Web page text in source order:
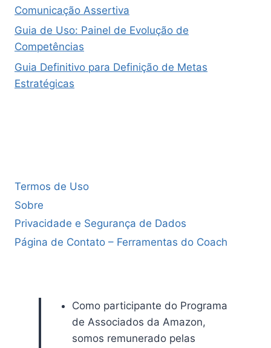
Comunicação Assertiva
Guia de Uso: Painel de Evolução de
Competências
Guia Definitivo para Definição de Metas
Estratégicas
Termos de Uso
Sobre
Privacidade e Segurança de Dados
Página de Contato – Ferramentas do Coach
Como participante do Programa
de Associados da Amazon,
somos remunerado pelas